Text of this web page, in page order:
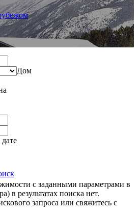
Дом
с заданными параметрами в
в результатах поиска нет.
запроса или свяжитесь с